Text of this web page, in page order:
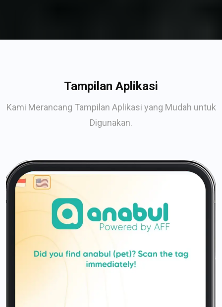
Tampilan Aplikasi
Kami Merancang Tampilan Aplikasi yang Mudah untuk
Digunakan.